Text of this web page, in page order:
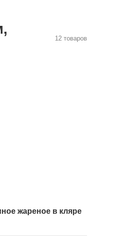
12 товаров
жареное в кляре